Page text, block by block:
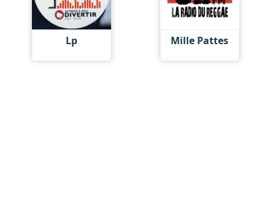
Lp Mille Pattes